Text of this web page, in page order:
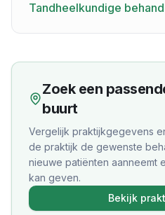
Tandheelkundige
Zoek een
buurt
Vergelijk praktijkgegevens
de praktijk de gewenste
nieuwe patiënten aanneemt
kan geven.
Bekijk